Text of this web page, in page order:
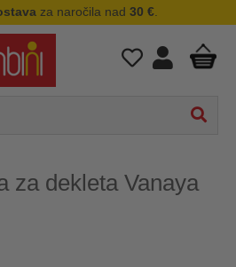
za naročila nad 30 €
za dekleta Vanaya